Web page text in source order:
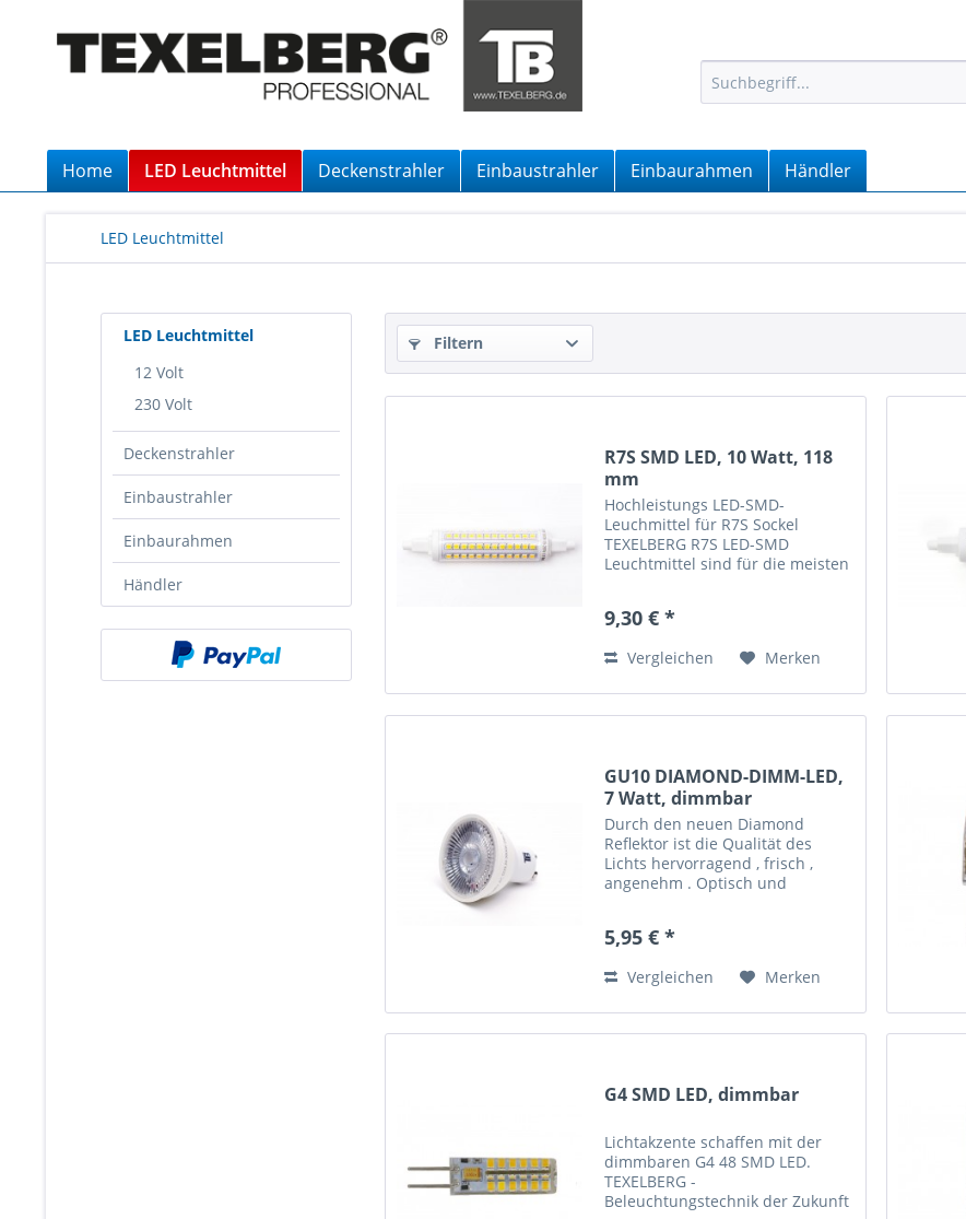
Home LED Leuchtmittel Deckenstrahler Einbaustrahler Einbaurahmen Händler
LED Leuchtmittel
LED Leuchtmittel
12 Volt
230 Volt
Deckenstrahler
Einbaustrahler
Einbaurahmen
Händler
Filtern
R7S SMD LED, 10 Watt, 118
mm
Hochleistungs LED-SMD-
Leuchmittel für R7S Sockel
TEXELBERG R7S LED-SMD
Leuchtmittel sind für die meisten
Außenleuchten mit R7s Fassung
als idealer...
9,30 € *
Vergleichen Merken
GU10 DIAMOND-DIMM-LED,
7 Watt, dimmbar
Durch den neuen Diamond
Reflektor ist die Qualität des
Lichts hervorragend , frisch ,
angenehm . Optisch und
warmweiss Farbtemperatur 3000
Durchmesser...
5,95 € *
Vergleichen Merken
G4 SMD LED, dimmbar
Lichtakzente schaffen mit der
dimmbaren G4 48 SMD LED.
TEXELBERG -
Beleuchtungstechnik der Zukunft